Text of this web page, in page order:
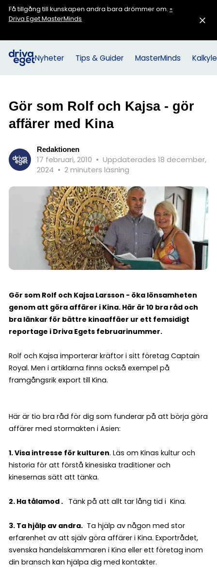
Få tillgång till kunskapen andra bara drömmer om. »
Driva Eget MasterMinds
Nyheter Tips & Guider MasterMinds
Gör som Rolf och Kajsa - gör
affärer med Kina
Redaktionen
17 februari, 2010 • Uppdaterades 18 december,
2024 • 2 minuters läsning
Gör som Rolf och Kajsa Larsson - öka lönsamheten
genom att göra affärer i Kina. Här är 10 bra råd och
bra länkar för bättre kinaaffäer ur ett femsidigt
reportage i Driva Egets februarinummer.
Rolf och Kajsa importerar kräftor i sitt företag Captain
Royal. Men i artiklarna finns också exempel på
framgångsrik export till Kina.
Här är tio bra råd för dig som funderar på att börja göra
affärer med stormakten i Asien:
1. Visa intresse för kulturen. Läs om Kinas kultur och
historia för att förstå kinesiska traditioner och
kinesernas sätt att tänka.
2. Ha tålamod . Tänk på att allt tar lång tid i Kina.
3. Ta hjälp av andra. Ta hjälp av någon med stor
erfarenhet av att själv göra affärer i Kina. Exportrådet,
svenska handelskammaren i Kina eller ett företag inom
din bransch kan hjälpa dig med kontakter.